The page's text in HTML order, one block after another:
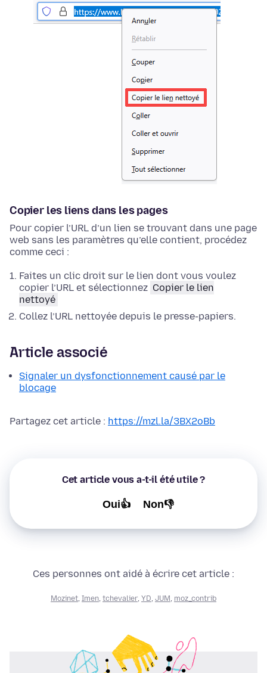
Copier les liens dans les pages
Pour copier l’URL d’un lien se trouvant dans une page
web sans les paramètres qu’elle contient, procédez
comme ceci :
Faites un clic droit sur le lien dont vous voulez
copier l’URL et sélectionnez Copier le lien
nettoyé
Collez l’URL nettoyée depuis le presse-papiers.
Article associé
Signaler un dysfonctionnement causé par le
blocage
Partagez cet article : https://mzl.la/3BX2oBb
Cet article vous a-t-il été utile ?
Oui👍 Non👎
Ces personnes ont aidé à écrire cet article :
Mozinet, Imen, tchevalier, YD, JUM , moz_contrib